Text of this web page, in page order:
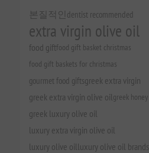
본질적인 dentist recommended
extra virgin olive oil
food giftfood gift basket christmas
food gift baskets for christmas
gourmet food giftsgreek extra virgin
greek extra virgin olive oilgreek honey
greek luxury olive oil
luxury extra virgin olive oil
luxury olive oilluxury olive oil brands